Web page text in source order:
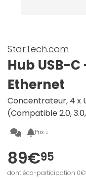
StarTech.com
Hub USB-
Ethernet
Concentrateur, 4 x
(Compatible 2.0, 3.0,
Prix ↓
89€95
dont éco-participation 0€